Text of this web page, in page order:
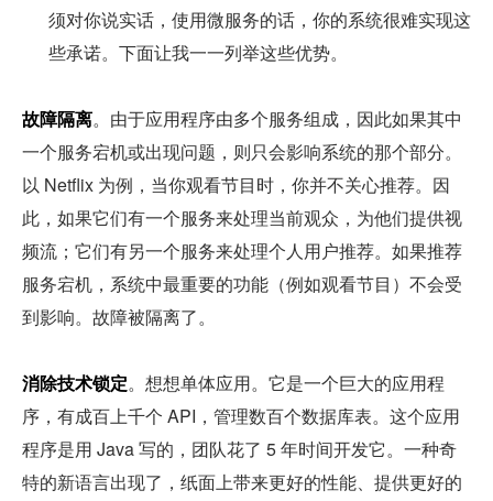
须对你说实话，使用微服务的话，你的系统很难实现这
些承诺。下面让我一一列举这些优势。
故障隔离。由于应用程序由多个服务组成，因此如果其中
一个服务宕机或出现问题，则只会影响系统的那个部分。
以 Netflix 为例，当你观看节目时，你并不关心推荐。因
此，如果它们有一个服务来处理当前观众，为他们提供视
频流；它们有另一个服务来处理个人用户推荐。如果推荐
服务宕机，系统中最重要的功能（例如观看节目）不会受
到影响。故障被隔离了。
消除技术锁定。想想单体应用。它是一个巨大的应用程
序，有成百上千个 API，管理数百个数据库表。这个应用
程序是用 Java 写的，团队花了 5 年时间开发它。一种奇
特的新语言出现了，纸面上带来更好的性能、提供更好的